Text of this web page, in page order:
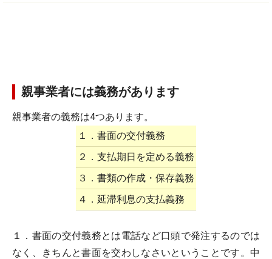
親事業者には義務があります
親事業者の義務は4つあります。
１．書面の交付義務
２．支払期日を定める義務
３．書類の作成・保存義務
４．延滞利息の支払義務
１．書面の交付義務とは電話など口頭で発注するのでは
なく、きちんと書面を交わしなさいということです。中